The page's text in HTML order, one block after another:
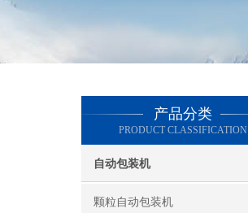
产品分类
PRODUCT CLASSIFICATION
自动包装机
颗粒自动包装机